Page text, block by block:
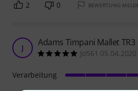
2 0 BEWERTUNG
J Adams Timpani Mallet TR3
Jo561 05.04.2020
Verarbeitung